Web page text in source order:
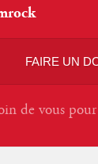
FAIRE UN
de vous